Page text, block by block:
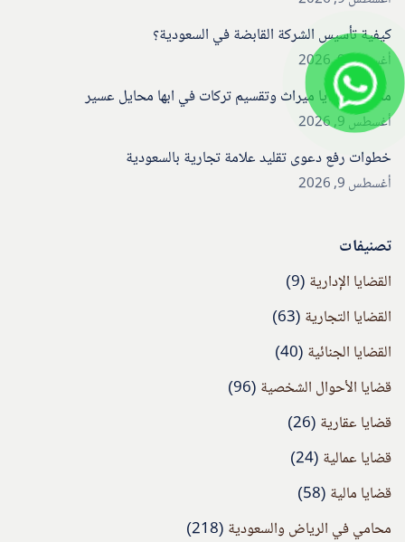
كيفية تأسيس الشركة القابضة في السعودية؟
أغسطس 9, 2026
محامي قضايا ميراث وتقسيم تركات في ابها محايل عسير
أغسطس 9, 2026
خطوات رفع دعوى تقليد علامة تجارية بالسعودية
أغسطس 9, 2026
تصنيفات
القضايا الإدارية (9)
القضايا التجارية (63)
القضايا الجنائية (40)
قضايا الأحوال الشخصية (96)
قضايا عقارية (26)
قضايا عمالية (24)
قضايا مالية (58)
محامي في الرياض والسعودية (218)